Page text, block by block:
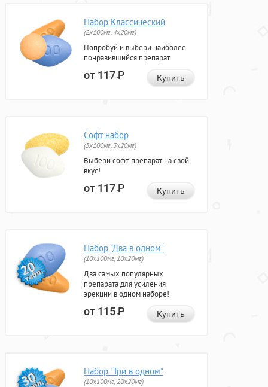
Набор Классический
(2x100мг, 4x20мг)
Попробуй и выбери наиболее
понравившийся препарат.
от 117Р Купить
Софт набор
(3x100мг, 3x20мг)
Выбери софт-препарат на свой
вкус!
от 117Р Купить
Набор "Два в одном"
(10x100мг, 10x20мг)
Два самых популярных
препарата для усиления
эрекции в одном наборе!
от 115Р Купить
Набор "Три в одном"
(10x100мг, 20x20мг)